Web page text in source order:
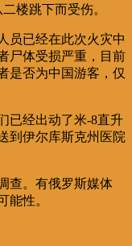
楼跳下而受伤。
员已经在此次火灾中
尸体受损严重，目前
是否为中国游客，仅
已经出动了米-8直升
到伊尔库斯克州医院
查。有俄罗斯媒体
能性。